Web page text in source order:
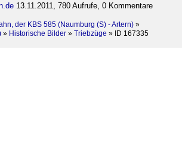
13.11.2011, 780 Aufrufe, 0 Kommentare
der KBS 585 (Naumburg (S) - Artern) »
» Historische Bilder » Triebzüge » ID 167335